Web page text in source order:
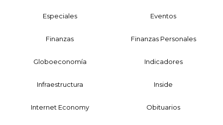
Especiales Eventos
Finanzas Finanzas Personales
Globoeconomía Indicadores
Infraestructura Inside
Internet Economy Obituarios